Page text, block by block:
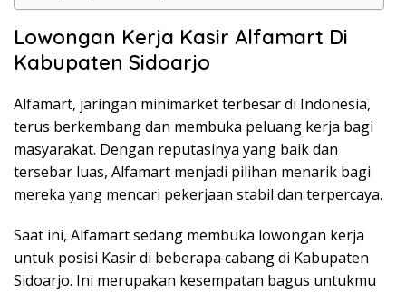
Lowongan Kerja Kasir Alfamart Di
Kabupaten Sidoarjo
Alfamart, jaringan minimarket terbesar di Indonesia,
terus berkembang dan membuka peluang kerja bagi
masyarakat. Dengan reputasinya yang baik dan
tersebar luas, Alfamart menjadi pilihan menarik bagi
mereka yang mencari pekerjaan stabil dan terpercaya.
Saat ini, Alfamart sedang membuka lowongan kerja
untuk posisi Kasir di beberapa cabang di Kabupaten
Sidoarjo. Ini merupakan kesempatan bagus untukmu